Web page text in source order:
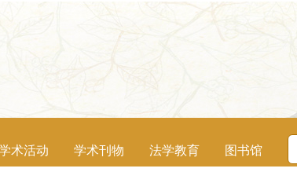
术活动 学术刊物 法学教育 图书馆